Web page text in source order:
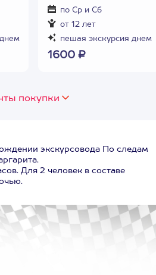
по Ср и Сб
от 12 лет
пешая экскурсия днем
1600 ₽
покупки
экскурсовода По следам
Для 2 человек в составе